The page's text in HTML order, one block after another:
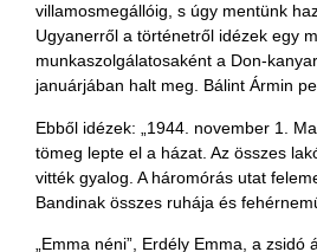
villamosmegállóig, s úgy mentünk
Ugyanerről a történetről idézek egy
munkaszolgálatosaként a Don-
januárjában halt meg. Bálint Ármin
Ebből idézek: „1944. november 1.
tömeg lepte el a házat. Az összes
vitték gyalog. A háromórás utat
Bandinak összes ruhája és
„Emma néni”, Erdély Emma, a